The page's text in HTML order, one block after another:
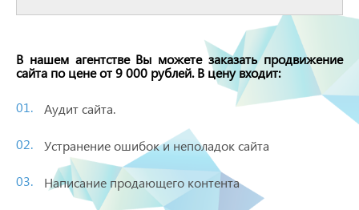
В нашем агентстве Вы можете заказать продвижение
сайта по цене от 9 000 рублей. В цену входит:
Аудит сайта.
Устранение ошибок и неполадок сайта
Написание продающего контента